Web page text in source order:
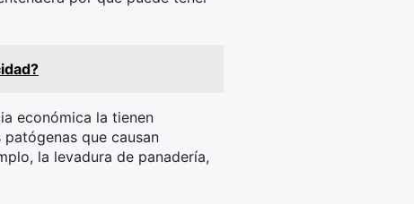
económica la tienen
que causan
la levadura de panadería,